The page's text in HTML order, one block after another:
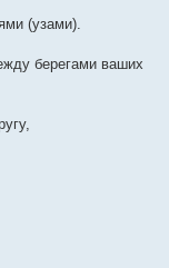
(узами).
берегами ваших